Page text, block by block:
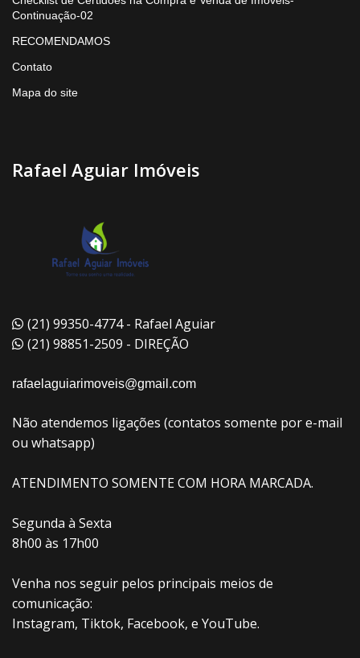
Continuação-02
RECOMENDAMOS
Contato
Mapa do site
Rafael Aguiar Imóveis
(21) 99350-4774 - Rafael Aguiar
(21) 98851-2509 - DIREÇÃO
rafaelaguiarimoveis@gmail.com
Não atendemos ligações (contatos somente por e-mail
ou whatsapp)
ATENDIMENTO SOMENTE COM HORA MARCADA.
Segunda à Sexta
8h00 às 17h00
Venha nos seguir pelos principais meios de
comunicação:
Instagram, Tiktok, Facebook, e YouTube.